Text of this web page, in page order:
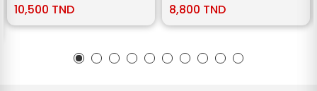
10,500 TND
8,800 TND